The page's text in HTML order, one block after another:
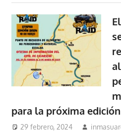
para la próxima
29 febrero, 2024